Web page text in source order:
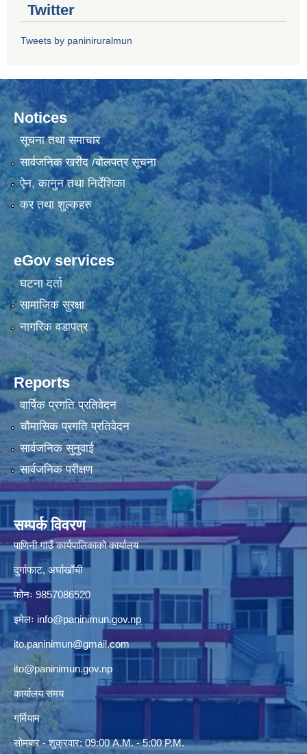
Twitter
Tweets by paniniruralmun
Notices
सूचना तथा समाचार
सार्वजनिक खरीद /बोलपत्र सूचना
ऐन, कानुन तथा निर्देशिका
कर तथा शुल्कहरु
eGov services
घटना दर्ता
सामाजिक सुरक्षा
नागरिक वडापत्र
Reports
वार्षिक प्रगति प्रतिवेदन
चौमासिक प्रगति प्रतिवेदन
सार्वजनिक सुनुवाई
सार्वजनिक परीक्षण
सम्पर्क विवरण
पाणिनी गाउँ कार्यपालिकाको कार्यालय
दुर्गाफाट, अर्घाखाँची
फोनः 9857086520
इमेलः info@paninimun.gov.np
ito.paninimun@gmail.com
ito@paninimun.gov.np
कार्यालय समय
गर्मियाम
सोमबार - शुक्रवार: 09:00 A.M. - 5:00 P.M.